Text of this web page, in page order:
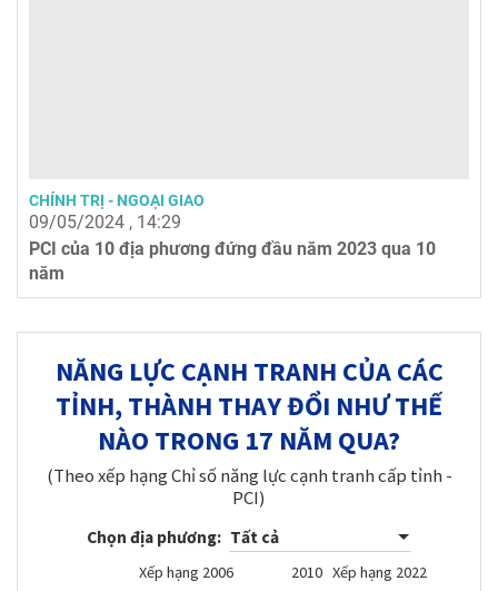
CHÍNH TRỊ - NGOẠI GIAO
09/05/2024 , 14:29
PCI của 10 địa phương đứng đầu năm 2023 qua 10
năm